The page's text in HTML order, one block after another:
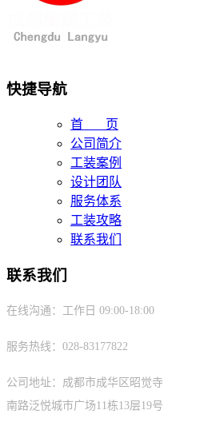
快捷导航
首 页
公司简介
工装案例
设计团队
服务体系
工装攻略
联系我们
联系我们
在线沟通：工作日 09:00-18:00
服务热线：028-83177822
公司地址：成都市成华区昭觉寺
南路泛悦城市广场11栋13层19号